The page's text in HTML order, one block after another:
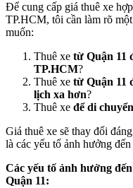
Để cung cấp giá thuê xe
TP.HCM, tôi cần làm rõ
muốn:
Thuê xe từ Quận 11
TP.HCM?
Thuê xe từ Quận 11
lịch xa hơn?
Thuê xe để di
Giá thuê xe sẽ thay đổi
là các yếu tố ảnh hưởng
Các yếu tố ảnh hưởng
Quận 11: